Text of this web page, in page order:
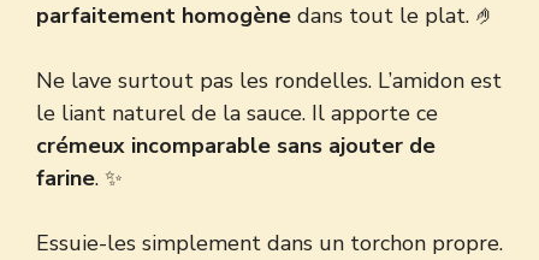
parfaitement homogène dans tout le plat. 🤌
Ne lave surtout pas les rondelles. L’amidon est
le liant naturel de la sauce. Il apporte ce
crémeux incomparable sans ajouter de
farine. ✨
Essuie-les simplement dans un torchon propre.